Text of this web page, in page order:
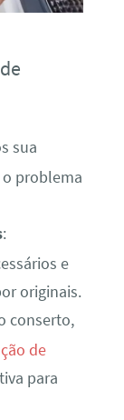
sua
problema
:
e
originais.
conserto,
de
para